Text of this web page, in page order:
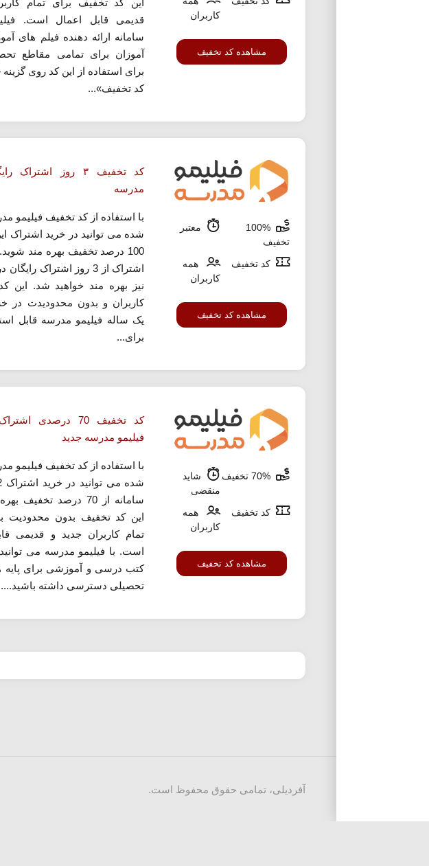
کاربران
مشاهده کد تخفیف
این کد تخفیف برای تمام
قدیمی قابل اعمال است.
سامانه ارائه دهنده فیلم های
آموزان برای تمامی مقاطع
برای استفاده از این کد روی گزینه
کد تخفیف»...
100%
تخفیف
معتبر
کد تخفیف
همه
کاربران
مشاهده کد تخفیف
کد تخفیف ۳ روز
مدرسه
با استفاده از کد تخفیف فیلیمو
شده می توانید در خرید اشتراک
100 درصد تخفیف بهره مند
اشتراک از 3 روز اشتراک
نیز بهره مند خواهید شد. این
کاربران و بدون محدودیدت در
یک ساله فیلیمو مدرسه قابل
برای...
شاید
منقضی
کد تخفیف
همه
کاربران
مشاهده کد تخفیف
کد تخفیف 70 درصدی
فیلیمو مدرسه جدید
با استفاده از کد تخفیف فیلیمو
سامانه از 70 درصد تخفیف
این کد تخفیف بدون محدودیت
تمام کاربران جدید و قدیمی
است. با فیلیمو مدرسه می
کتب درسی و آموزشی برای پایه
تحصیلی دسترسی داشته باشید....
آفردیلی، تمامی حقوق محفوظ است.